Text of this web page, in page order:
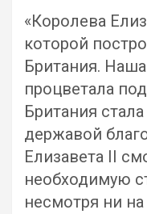
«Королева
которой
Британия.
процветала
Британия
державой
Елизавета II
необходимую
несмотря ни